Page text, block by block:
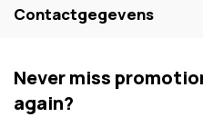
Contactgegevens
Never miss
again?